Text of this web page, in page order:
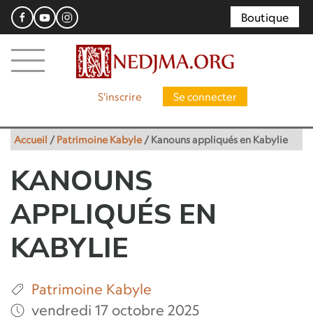
Boutique
S'inscrire Se connecter
Accueil /Patrimoine Kabyle /Kanouns appliqués en Kabylie
KANOUNS
APPLIQUÉS EN
KABYLIE
Patrimoine Kabyle
vendredi 17 octobre 2025